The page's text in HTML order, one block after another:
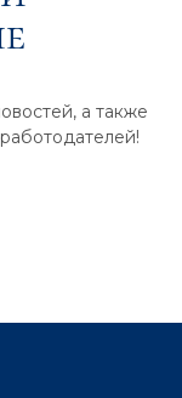
а также